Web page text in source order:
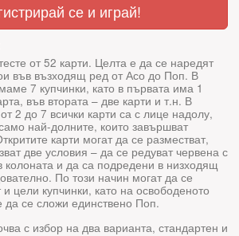
се и играй!
от 52 карти. Целта е да се наредят
във възходящ ред от Асо до Поп. В
7 купчинки, като в първата има 1
във втората – две карти и т.н. В
2 до 7 всички карти са с лице надолу,
най-долните, които завършват
карти могат да се разместват,
две условия – да се редуват червена с
колоната и да са подредени в низходящ
По този начин могат да се
и цели купчинки, като на освободеното
да се сложи единствено Поп.
с избор на два варианта, стандартен и